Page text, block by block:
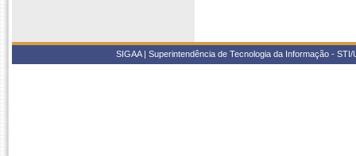
SIGAA | Superintendência de Tecnologia da Informação -